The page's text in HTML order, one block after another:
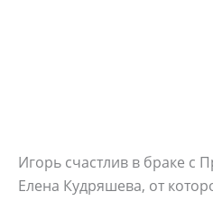
Игорь счастлив в браке с
Елена Кудряшева, от